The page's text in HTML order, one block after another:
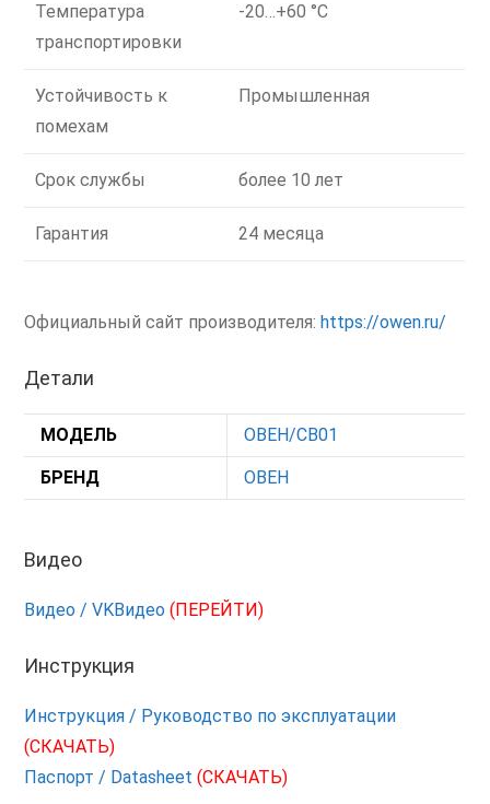
Температура
транспортировки
-20…+60 °C
Устойчивость к
помехам
Промышленная
Срок службы более 10 лет
Гарантия 24 месяца
Официальный сайт производителя:https://owen.ru/
Детали
МОДЕЛЬ ОВЕН/СВ01
БРЕНД ОВЕН
Видео
Видео / VKВидео(ПЕРЕЙТИ)
Инструкция
Инструкция / Руководство по эксплуатации
(СКАЧАТЬ)
Паспорт / Datasheet(СКАЧАТЬ)